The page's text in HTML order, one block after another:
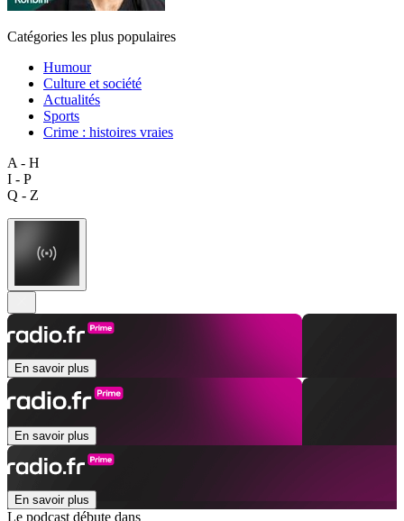
Catégories les plus populaires
Humour
Culture et société
Actualités
Sports
Crime : histoires vraies
A - H
I - P
Q - Z
En savoir plus
En savoir plus
En savoir plus
Le podcast débute dans